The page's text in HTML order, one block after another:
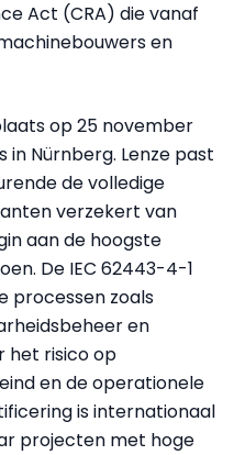
Act (CRA) die vanaf
en
op 25 november
in Nürnberg. Lenze past
de volledige
verzekert van
aan de hoogste
De IEC 62443-4-1
processen zoals
en
het risico op
en de operationele
is internationaal
projecten met hoge